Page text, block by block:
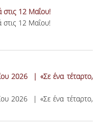
στις 12 Μαΐου!
στις 12 Μαΐου!
2026 | «Σε ένα τέταρτο,
2026 | «Σε ένα τέταρτο,